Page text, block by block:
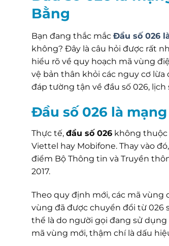
Bằng
Bạn đang thắc mắc Đầu số 026
không? Đây là câu hỏi được rất
hiểu rõ về quy hoạch mã vùng
vệ bản thân khỏi các nguy cơ lừa
đáp tường tận về đầu số 026,
Đầu số 026 là
Thực tế, đầu số 026 không thuộc
Viettel hay Mobifone. Thay vào
điểm Bộ Thông tin và Truyền
2017.
Theo quy định mới, các mã vùng
vùng đã được chuyển đổi từ 026
thể là do người gọi đang sử
mã vùng mới, thậm chí là dấu